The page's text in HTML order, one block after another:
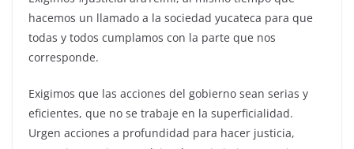
hacemos un llamado a la sociedad yucateca para que
todas y todos cumplamos con la parte que nos
corresponde.
Exigimos que las acciones del gobierno sean serias y
eficientes, que no se trabaje en la superficialidad.
Urgen acciones a profundidad para hacer justicia,